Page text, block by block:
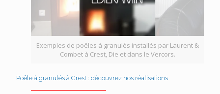
Exemples de poêles à granulés installés par Laurent &
Combet à Crest, Die et dans le Vercors.
Poêle à granulés à Crest : découvrez nos réalisations